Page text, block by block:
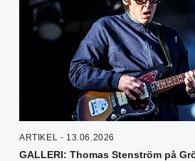
ARTIKEL - 13.06.2026
GALLERI: Thomas Stenström på